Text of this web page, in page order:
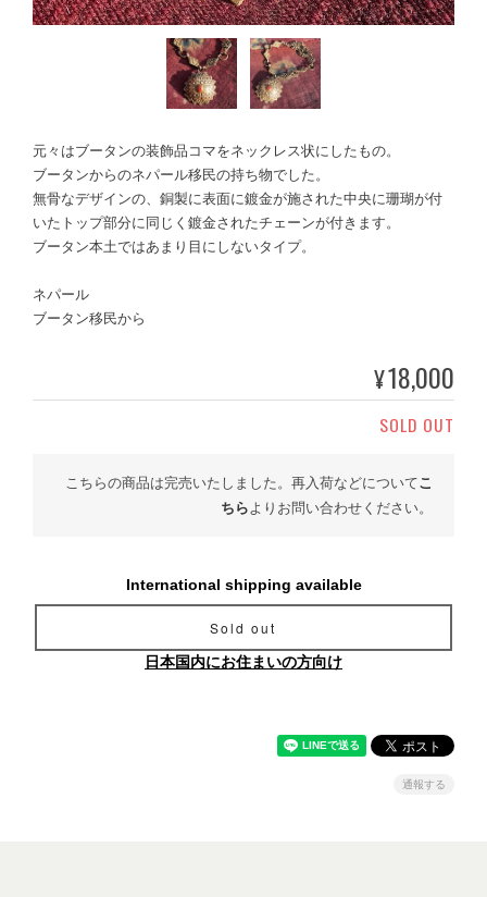
元々はブータンの装飾品コマをネックレス状にしたもの。
ブータンからのネパール移民の持ち物でした。
無骨なデザインの、銅製に表面に鍍金が施された中央に珊瑚が付
いたトップ部分に同じく鍍金されたチェーンが付きます。
ブータン本土ではあまり目にしないタイプ。
ネパール
ブータン移民から
¥18,000
SOLD OUT
こちらの商品は完売いたしました。再入荷などについてこ
ちらよりお問い合わせください。
International shipping available
Sold out
日本国内にお住まいの方向け
通報する